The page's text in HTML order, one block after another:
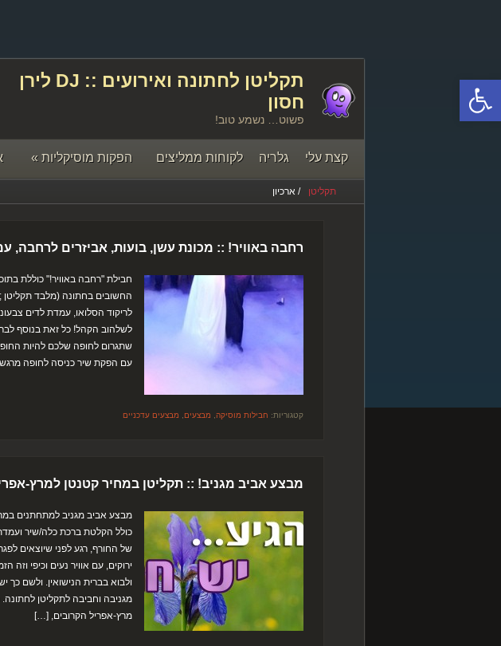
פתח סרגל נגישות
תקליטן לחתונה ואירועים :: DJ לירן
חסון
פשוט… נשמע טוב!
קצת עלי גלריה לקוחות ממליצים הפקות מוסיקליות »
יצירת קשר
תקליטן / ארכיון
רחבה באוויר! :: מכונת עשן, בועות, אביזרים לרחבה,
חבילת "רחבה באוויר!" כוללת
החשובים בחתונה (מלבד תקליטן
לשלהוב הקהל! כל זאת בנוסף
שתגרום לחופה שלכם להיות
עם הפקת שיר כניסה לחופה מרגש
קטגוריות: חבילות מוסיקה מבצעים מבצעים עדכניים
מבצע אביב מגניב! :: תקליטן במחיר קטנטן למרץ-
כולל הקלטת ברכת כלה/שיר
של החורף, רגע לפני שיוצאים
ירוקים, עם אוויר נעים וכיפי
ולבוא בברית הנישואין. ולשם כך
מגניבה וחביבה לתקליטן
מרץ-אפריל הקרובים, […]